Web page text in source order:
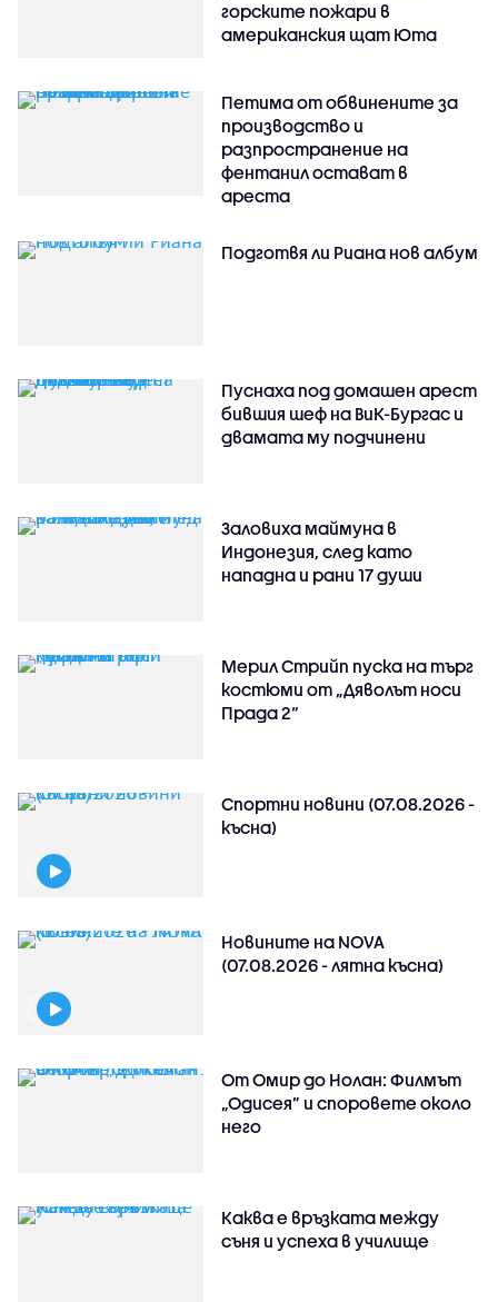
горските пожари в
американския щат Юта
Петима от обвинените за
производство и
разпространение на
фентанил остават в
ареста
Подготвя ли Риана нов албум
Пуснаха под домашен арест
бившия шеф на ВиК-Бургас и
двамата му подчинени
Заловиха маймуна в
Индонезия, след като
нападна и рани 17 души
Мерил Стрийп пуска на търг
костюми от „Дяволът носи
Прада 2“
Спортни новини (07.08.2026 -
късна)
Новините на NOVA
(07.08.2026 - лятна късна)
От Омир до Нолан: Филмът
„Одисея” и споровете около
него
Каква е връзката между
съня и успеха в училище